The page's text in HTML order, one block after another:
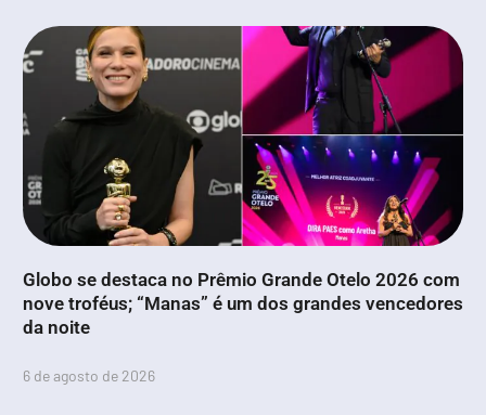
Globo se destaca no Prêmio Grande Otelo 2026 com
nove troféus; “Manas” é um dos grandes vencedores
da noite
6 de agosto de 2026